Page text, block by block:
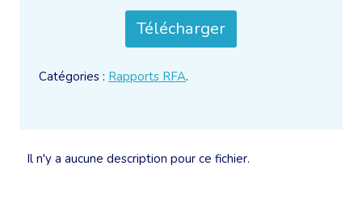
Il n'y a aucune description pour ce fichier.
Télécharger
Catégories : Rapports RFA.